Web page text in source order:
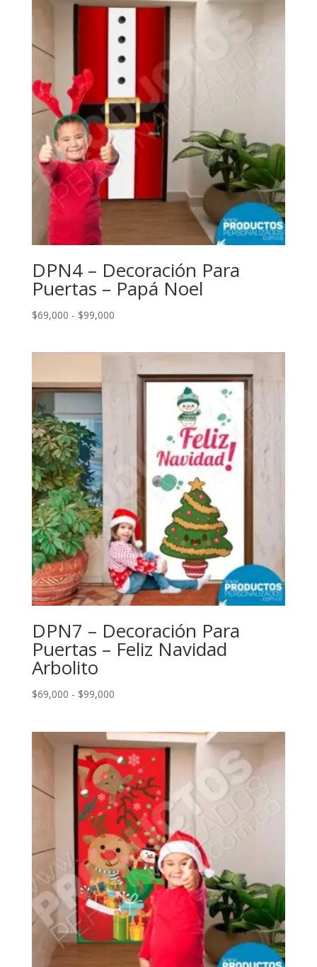
DPN4 – Decoración Para
Puertas – Papá Noel
$69,000 - $99,000Rango
desde
$69,000
DPN7 – Decoración Para
Puertas – Feliz Navidad
Arbolito
$69,000 - $99,000Rango
desde
$69,000
hasta
$99,000